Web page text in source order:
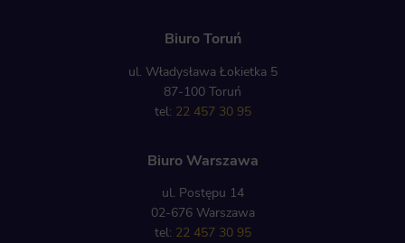
Biuro Toruń
ul. Władysława Łokietka 5
87-100 Toruń
tel: 22 457 30 95
Biuro Warszawa
ul. Postępu 14
02-676 Warszawa
tel: 22 457 30 95